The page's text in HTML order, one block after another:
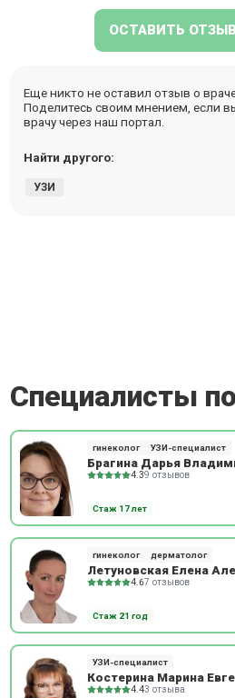
ОСТАВИТЬ
Еще никто не оставил отзыв о
Поделитесь своим мнением, если
врачу через наш портал.
Найти другого:
УЗИ
Специалисты
гинеколог УЗИ-специалист
Брагина Дарья
4.39 отзывов
Стаж 17 лет
гинеколог дерматолог
Летуновская Елена
4.67 отзывов
Стаж 21 год
УЗИ-специалист
Костерина Марина
4.43 отзыва